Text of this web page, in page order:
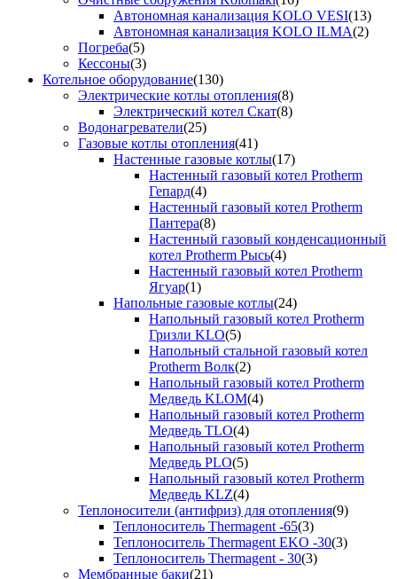
Автономная канализация KOLO VESI(13)
Автономная канализация KOLO ILMA(2)
Погреба(5)
Кессоны(3)
Котельное оборудование(130)
Электрические котлы отопления(8)
Электрический котел Скат(8)
Водонагреватели(25)
Газовые котлы отопления(41)
Настенные газовые котлы(17)
Настенный газовый котел Protherm
Гепард(4)
Настенный газовый котел Protherm
Пантера(8)
Настенный газовый конденсационный
котел Protherm Рысь(4)
Настенный газовый котел Protherm
Ягуар(1)
Напольные газовые котлы(24)
Напольный газовый котел Protherm
Гризли KLO(5)
Напольный стальной газовый котел
Protherm Волк(2)
Напольный газовый котел Protherm
Медведь KLOM(4)
Напольный газовый котел Protherm
Медведь TLO(4)
Напольный газовый котел Protherm
Медведь PLO(5)
Напольный газовый котел Protherm
Медведь KLZ(4)
Теплоносители (антифриз) для отопления(9)
Теплоноситель Thermagent -65(3)
Теплоноситель Thermagent EKO -30(3)
Теплоноситель Thermagent - 30(3)
Мембранные баки(21)